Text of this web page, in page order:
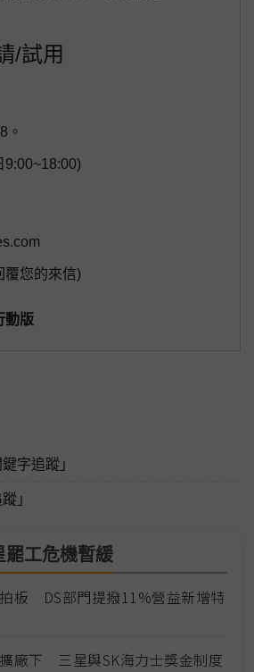
/試用
。
9:00~18:00)
覆您的來信)
動版
字追蹤」
」
罷工危機暫緩
板 DS部門提撥11%營益新增特
廠下 三星與SK海力士獎金制度